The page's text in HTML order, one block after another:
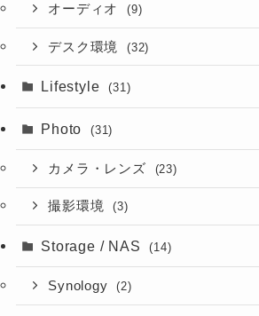
オーディオ (9)
デスク環境 (32)
Lifestyle (31)
Photo (31)
カメラ・レンズ (23)
撮影環境 (3)
Storage / NAS (14)
Synology (2)